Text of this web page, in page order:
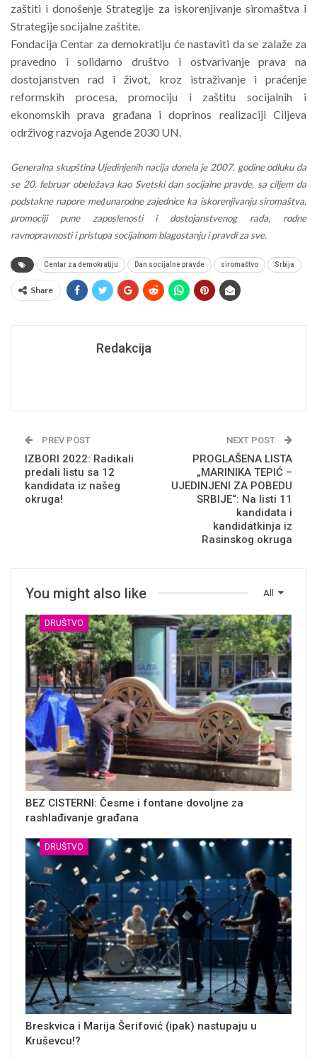
zaštiti idonošenje Strategije za iskorenjivanje siromaštva i
Strategije socijalne zaštite.
Fondacija Centar za demokratiju će nastaviti da se zalaže za
pravedno i solidarno društvo i ostvarivanje prava na
dostojanstven rad i život, kroz istraživanje i praćenje
reformskih procesa, promociju i zaštitu socijalnih i
ekonomskih prava građana i doprinos realizaciji Ciljeva
održivog razvoja Agende 2030 UN.
Generalna skupština Ujedinjenih nacija donela je 2007. godine odluku da
se 20. februar obeležava kao Svetski dan socijalne pravde, sa ciljem da
podstakne napore međunarodnezajednice ka iskorenjivanju siromaštva,
promociji pune zaposlenosti i dostojanstvenog rada, rodne
ravnopravnosti i pristupa socijalnom blagostanju i pravdi za sve.
Centar za demokratiju Dan socijalne pravde siromaštvo Srbija
Share
Redakcija
PREV POST
IZBORI 2022: Radikali
predali listu sa 12
kandidata iz našeg
okruga!
NEXT POST
PROGLAŠENA LISTA
„MARINIKA TEPIĆ –
UJEDINJENI ZA POBEDU
SRBIJE“: Na listi 11
kandidata i
kandidatkinja iz
Rasinskog okruga
All
You might also like
DRUŠTVO
BEZ CISTERNI: Česme i fontane dovoljne za
rashlađivanje građana
DRUŠTVO
Breskvica i Marija Šerifović (ipak) nastupaju u
Kruševcu!?